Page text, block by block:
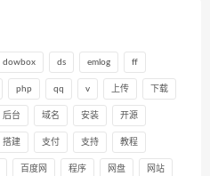
dowbox ds emlog ff
php qq v 上传 下载
后台 域名 安装 开源
搭建 支付 支持 教程
百度网 程序 网盘 网站